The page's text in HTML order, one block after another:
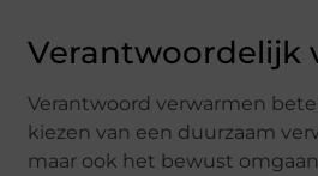
Verantwoordelijk
Verantwoord verwarmen
kiezen van een duurzaam
maar ook het bewust